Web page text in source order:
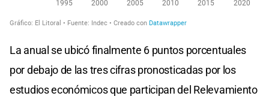
La anual se ubicó finalmente 6 puntos porcentuales
por debajo de las tres cifras pronosticadas por los
estudios económicos que participan del Relevamiento